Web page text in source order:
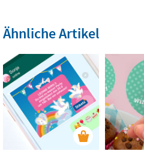
Ähnliche Artikel